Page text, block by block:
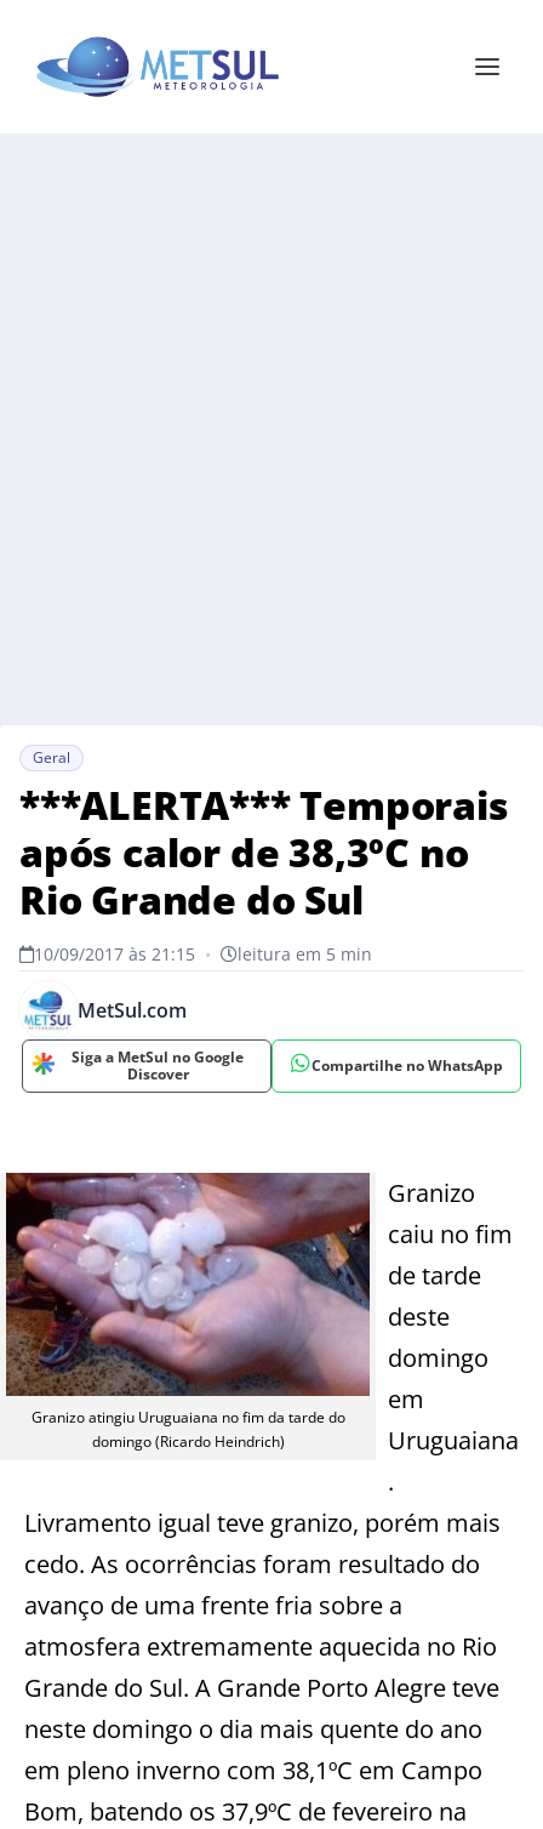
Geral
***ALERTA*** Temporais
após calor de 38,3ºC no
Rio Grande do Sul
10/09/2017 às 21:15 • leitura em 5 min
MetSul.com
Siga a MetSul no Google
Discover
Compartilhe no WhatsApp
Granizo atingiu Uruguaiana no fim da tarde do
domingo (Ricardo Heindrich)
Granizo
caiu no fim
de tarde
deste
domingo
em
Uruguaiana
.
Livramento igual teve granizo, porém mais
cedo. As ocorrências foram resultado do
avanço de uma frente fria sobre a
atmosfera extremamente aquecida no Rio
Grande do Sul. A Grande Porto Alegre teve
neste domingo o dia mais quente do ano
em pleno inverno com 38,1ºC em Campo
Bom, batendo os 37,9ºC de fevereiro na